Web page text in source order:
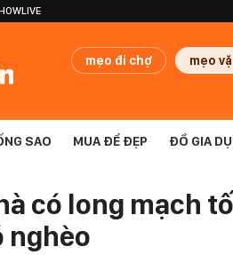
mẹo đi chợ mẹo
SAO MUA ĐỂ ĐẸP ĐỒ GIA
có long mạch
nghèo